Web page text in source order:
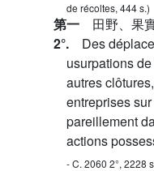
de récoltes, 444 s.)
第一 田野、果
2°. Des
usurpations
autres
entreprises
pareillement
actions
- C. 2060 2°, 2228